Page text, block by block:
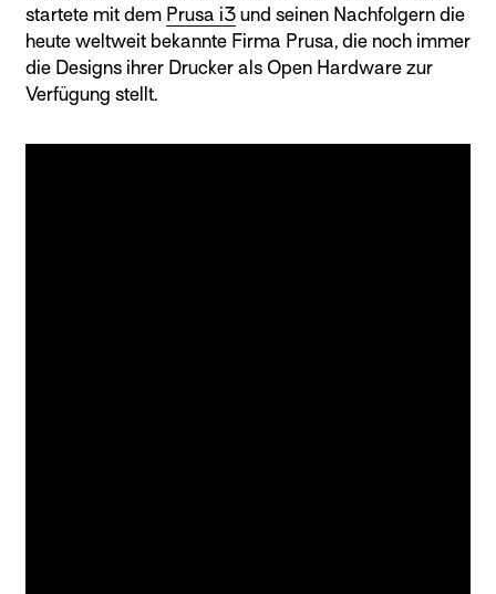
startete mit dem Prusa i3 und seinen Nachfolgern die
heute weltweit bekannte Firma Prusa, die noch immer
die Designs ihrer Drucker als Open Hardware zur
Verfügung stellt.